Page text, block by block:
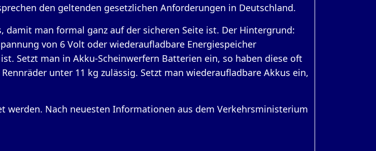
den geltenden gesetzlichen Anforderungen in Deutschland.
damit man formal ganz auf der sicheren Seite ist. Der Hintergrund:
von 6 Volt oder wiederaufladbare Energiespeicher
Setzt man in Akku-Scheinwerfern Batterien ein, so haben diese oft
unter 11 kg zulässig. Setzt man wiederaufladbare Akkus ein,
werden. Nach neuesten Informationen aus dem Verkehrsministerium